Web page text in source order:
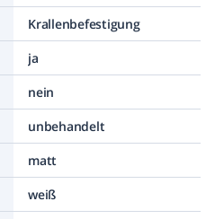
Krallenbefestigung
ja
nein
unbehandelt
matt
weiß